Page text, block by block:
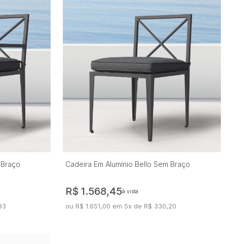
Cadeira Em Alumínio Bello Sem Braço
R$ 1.568,45à vista
ou R$ 1.651,00 em 5x de R$ 330,20